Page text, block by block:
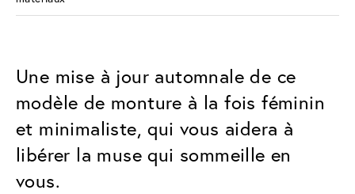
Une mise à jour automnale de ce
modèle de monture à la fois féminin
et minimaliste, qui vous aidera à
libérer la muse qui sommeille en
vous.